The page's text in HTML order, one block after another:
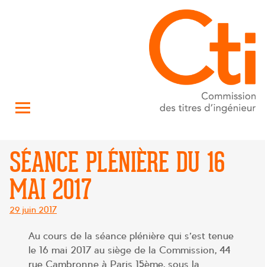
SÉANCE PLÉNIÈRE DU 16
MAI 2017
Posté
29 juin 2017
Au cours de la séance plénière qui s’est tenue
le 16 mai 2017 au siège de la Commission, 44
rue Cambronne à Paris 15ème, sous la